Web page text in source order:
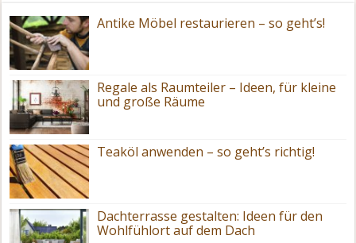
Antike Möbel restaurieren – so geht’s!
Regale als Raumteiler – Ideen, für kleine
und große Räume
Teaköl anwenden – so geht’s richtig!
Dachterrasse gestalten: Ideen für den
Wohlfühlort auf dem Dach